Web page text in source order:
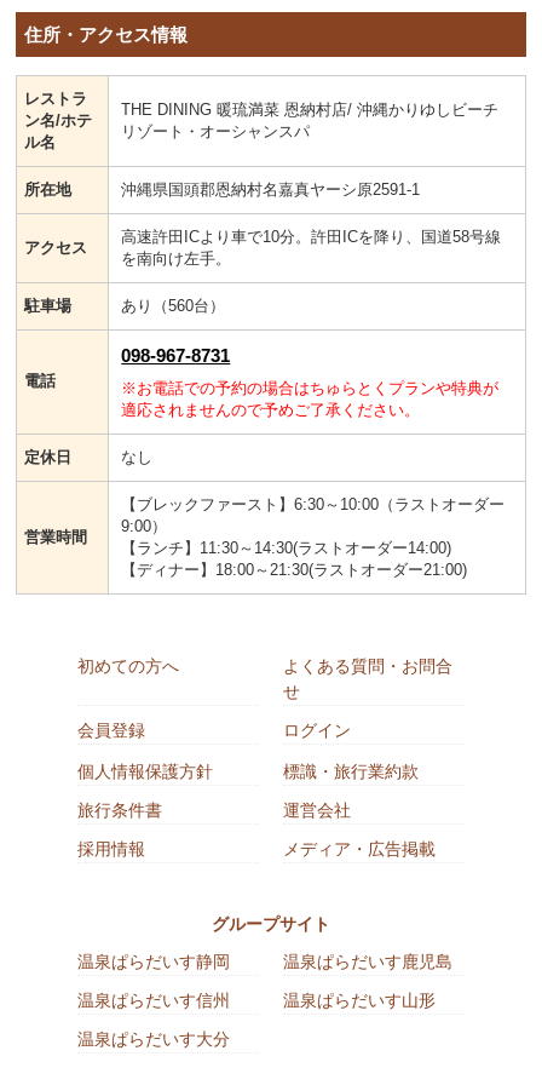
住所・アクセス情報
レストラ
ン名/ホテ
ル名
THE DINING 暖琉満菜 恩納村店/ 沖縄かりゆしビーチ
リゾート・オーシャンスパ
所在地 沖縄県国頭郡恩納村名嘉真ヤーシ原2591-1
アクセス
高速許田ICより車で10分。許田ICを降り、国道58号線
を南向け左手。
駐車場 あり（560台）
電話
098-967-8731
※お電話での予約の場合はちゅらとくプランや特典が
適応されませんので予めご了承ください。
定休日 なし
営業時間
【ブレックファースト】6:30～10:00（ラストオーダー
9:00）
【ランチ】11:30～14:30(ラストオーダー14:00)
【ディナー】18:00～21:30(ラストオーダー21:00)
初めての方へ
よくある質問・お問合
せ
会員登録
ログイン
個人情報保護方針
標識・旅行業約款
旅行条件書
運営会社
採用情報
メディア・広告掲載
グループサイト
温泉ぱらだいす静岡
温泉ぱらだいす鹿児島
温泉ぱらだいす信州
温泉ぱらだいす山形
温泉ぱらだいす大分